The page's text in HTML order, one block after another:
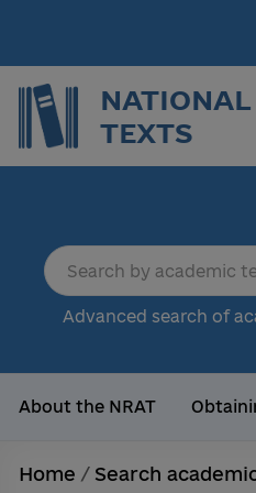
TEXTS
Advanced search of
About the NRAT
Home / Search